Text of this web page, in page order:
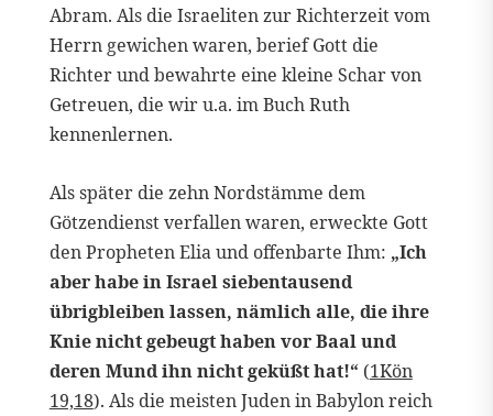
Abram. Als die Israeliten zur Richterzeit vom
Herrn gewichen waren, berief Gott die
Richter und bewahrte eine kleine Schar von
Getreuen, die wir u.a. im Buch Ruth
kennenlernen.
Als später die zehn Nordstämme dem
Götzendienst verfallen waren, erweckte Gott
den Propheten Elia und offenbarte Ihm: „Ich
aber habe in Israel siebentausend
übrigbleiben lassen, nämlich alle, die ihre
Knie nicht gebeugt haben vor Baal und
deren Mund ihn nicht geküßt hat!“ (1Kön
19,18). Als die meisten Juden in Babylon reich